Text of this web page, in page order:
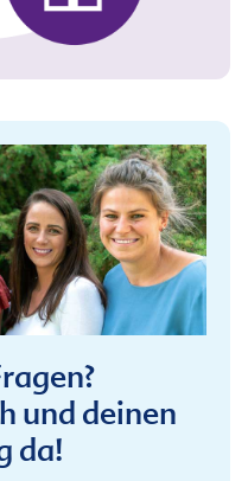
und deinen
da!